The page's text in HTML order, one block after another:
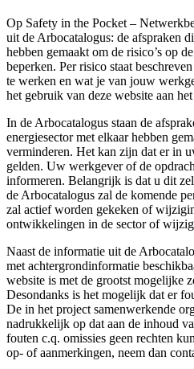
Op Safety in the Pocket –
uit de Arbocatalogus: de afspraken
hebben gemaakt om de risico’s op
beperken. Per risico staat
te werken en wat je van jouw
het gebruik van deze website aan
In de Arbocatalogus staan de
energiesector met elkaar hebben
verminderen. Het kan zijn dat er in
gelden. Uw werkgever of de
informeren. Belangrijk is dat u dit
de Arbocatalogus zal de komende
zal actief worden gekeken of
ontwikkelingen in de sector of
Naast de informatie uit de
met achtergrondinformatie
website is met de grootst mogelijke
Desondanks is het mogelijk dat er
De in het project samenwerkende
nadrukkelijk op dat aan de inhoud
fouten c.q. omissies geen rechten
op- of aanmerkingen, neem dan